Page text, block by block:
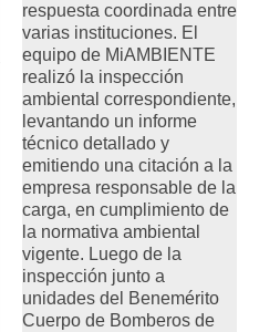
respuesta coordinada entre
varias instituciones. El
equipo de MiAMBIENTE
realizó la inspección
ambiental correspondiente,
levantando un informe
técnico detallado y
emitiendo una citación a la
empresa responsable de la
carga, en cumplimiento de
la normativa ambiental
vigente. Luego de la
inspección junto a
unidades del Benemérito
Cuerpo de Bomberos de